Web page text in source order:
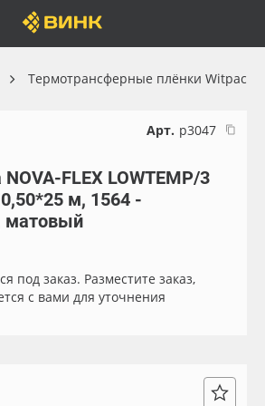
Термотрансферные плёнки Witpac
Арт. р3047
FLEX LOWTEMP/3
м, 1564 -
матовый
под заказ. Разместите заказ,
с вами для уточнения